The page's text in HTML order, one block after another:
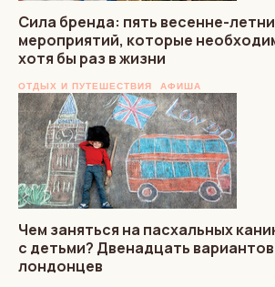
Сила бренда: пять весенне-
мероприятий, которые
хотя бы раз в жизни
ОТДЫХ И ПУТЕШЕСТВИЯ АФИША
Чем заняться на пасхальных
с детьми? Двенадцать
лондонцев